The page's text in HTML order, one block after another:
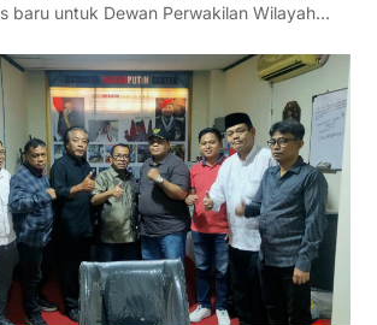
baru untuk Dewan Perwakilan Wilayah…